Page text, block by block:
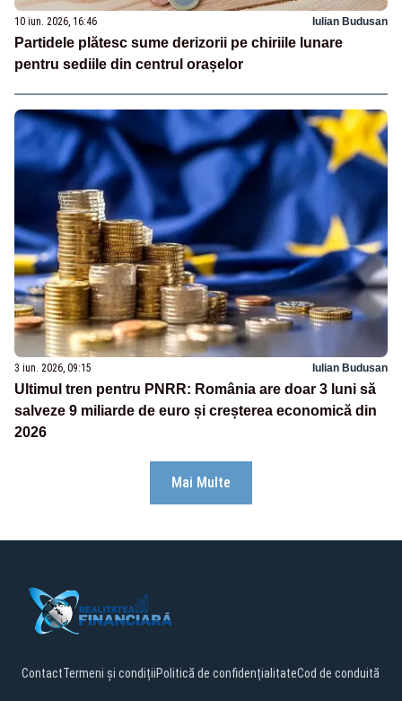
10 iun. 2026, 16:46 Iulian Budusan
Partidele plătesc sume derizorii pe chiriile lunare
pentru sediile din centrul orașelor
3 iun. 2026, 09:15 Iulian Budusan
Ultimul tren pentru PNRR: România are doar 3 luni să
salveze 9 miliarde de euro și creșterea economică din
2026
Mai Multe
ContactTermeni și condițiiPolitică de confidențialitateCod de conduită